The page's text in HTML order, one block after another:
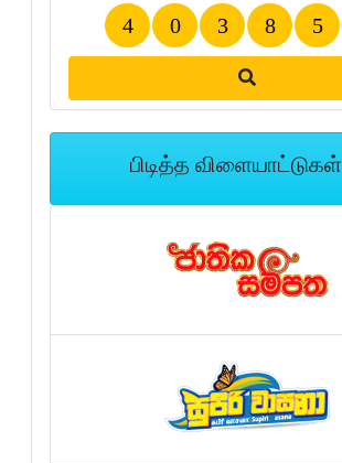
4 0 3 8 5
பிடித்த விளையாட்டுகள்